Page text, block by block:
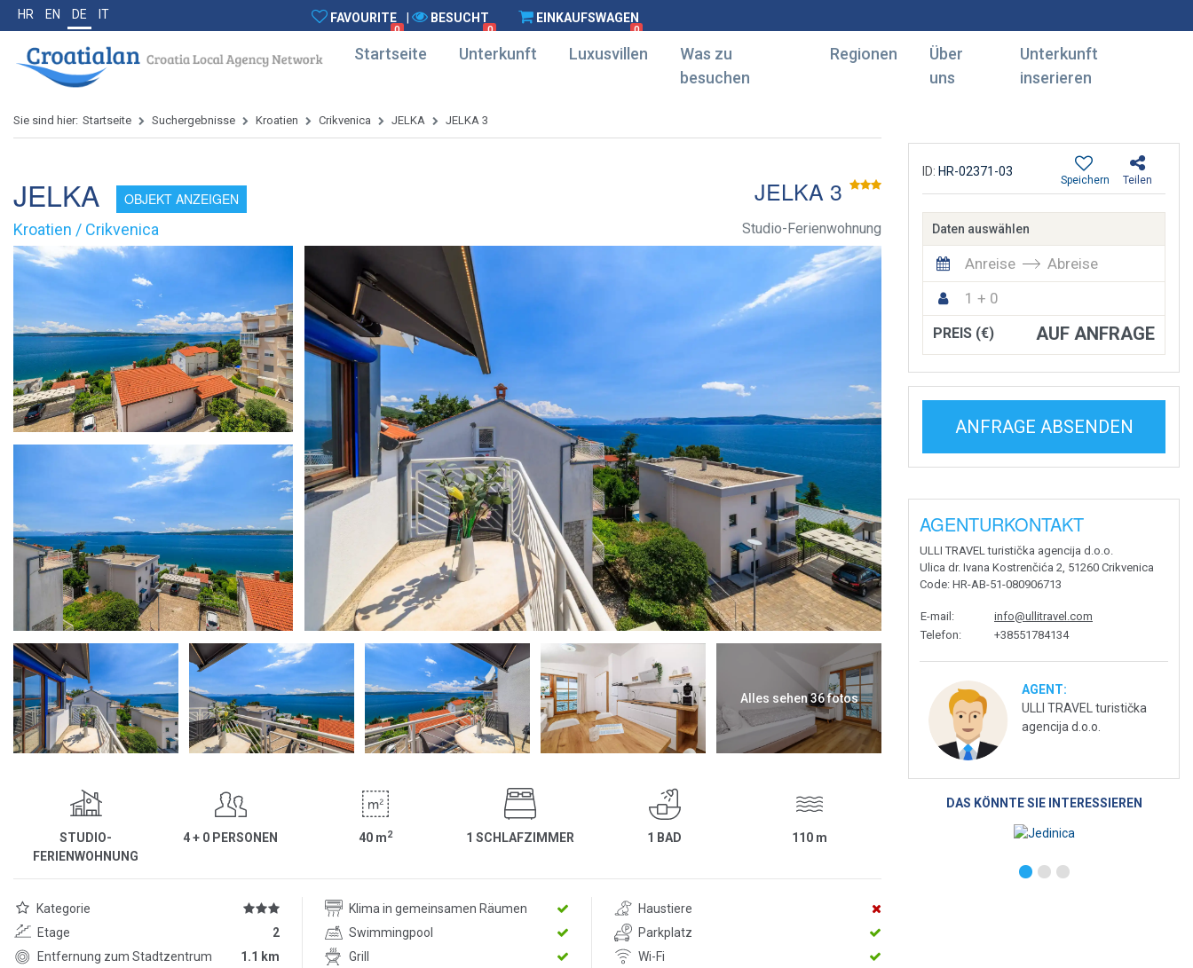
HR EN DE IT FAVOURITE
0
BESUCHT
0
EINKAUFSWAGEN
0
Startseite Unterkunft Luxusvillen
Was zu
besuchen
Regionen
Über
uns
Unterkunft
inserieren
Sie sind hier: Startseite Suchergebnisse Kroatien Crikvenica JELKA JELKA 3
JELKA OBJEKT ANZEIGEN JELKA 3
Kroatien / Crikvenica Studio-Ferienwohnung
Alles sehen 36 fotos
STUDIO-
FERIENWOHNUNG
4 + 0 PERSONEN 40 m2 1 SCHLAFZIMMER 1 BAD 110 m
Kategorie Klima in gemeinsamen Räumen
Haustiere
Etage
2 Swimmingpool
Parkplatz
Entfernung zum Stadtzentrum
1.1 km Grill Wi-Fi
ID: HR-02371-03
Teilen
Speichern
Daten auswählen
Anreise
Abreise
1 + 0
PREIS (€) AUF ANFRAGE
ANFRAGE ABSENDEN
AGENTURKONTAKT
ULLI TRAVEL turistička agencija d.o.o.
Ulica dr. Ivana Kostrenčića 2, 51260 Crikvenica
Code: HR-AB-51-080906713
E-mail :
info@ullitravel.com
Telefon: +38551784134
AGENT:
ULLI TRAVEL turistička
agencija d.o.o.
DAS KÖNNTE SIE INTERESSIEREN